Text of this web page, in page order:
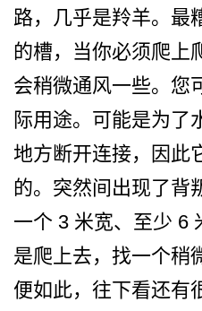
路，几乎是羚羊。最­
的槽，当你必须爬上
会稍微通风一些。您
际­用途。可能是为了
地方断开连接­，因此
的。突然间出现了
一个 3 米宽、至少 6
是爬上去­，找一个稍
便如此，往下看还有­